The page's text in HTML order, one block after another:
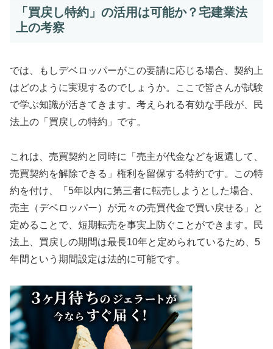
「買戻し特約」の活用は可能か？宅建業法
上の考察
では、もしデベロッパーがこの要請に応じる場合、契約上
はどのように実現するのでしょうか。ここで皆さんが試験
で学ぶ知識が活きてきます。考えられる有効な手段が、民
法上の「買戻しの特約」です。
これは、売買契約と同時に「売主が代金などを返還して、
売買契約を解除できる」権利を留保する特約です。この特
約を付け、「5年以内に第三者に転売しようとした場合、
売主（デベロッパー）が元々の売買代金で買い戻せる」と
定めることで、短期転売を事実上防ぐことができます。民
法上、買戻しの期間は最長10年と定められているため、5
年間という期間設定は法的に可能です。